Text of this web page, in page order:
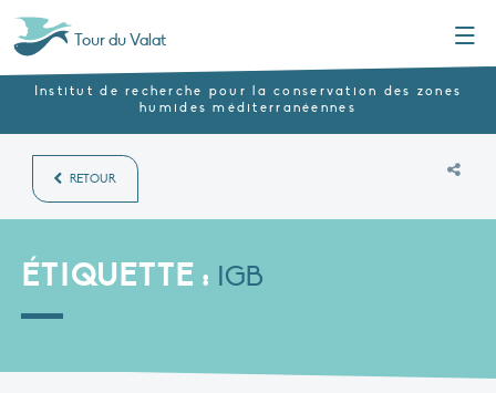
Tour du Valat
Institut de recherche pour la conservation des zones
humides méditerranéennes
RETOUR
ÉTIQUETTE : IGB